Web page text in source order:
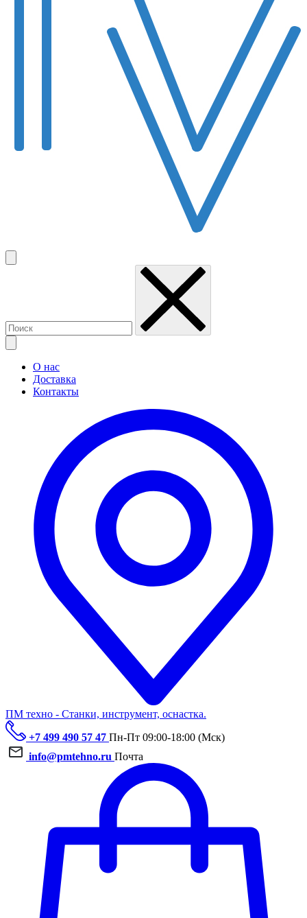
О нас
Доставка
Контакты
ПМ техно - Станки, инструмент, оснастка.
+7 499 490 57 47 Пн-Пт 09:00-18:00 (Мск)
info@pmtehno.ru Почта